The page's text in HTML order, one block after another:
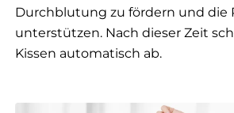
Durchblutung zu fördern und die
unterstützen. Nach dieser Zeit
Kissen automatisch ab.